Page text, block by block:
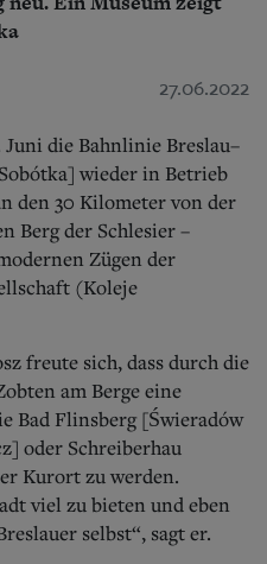
27.06.2022
Juni die Bahnlinie Breslau–
wieder in Betrieb
den 30 Kilometer von der
Berg der Schlesier –
Zügen der
(Koleje
freute sich, dass durch die
am Berge eine
Bad Flinsberg [Świeradów
oder Schreiberhau
Kurort zu werden.
viel zu bieten und eben
selbst“, sagt er.